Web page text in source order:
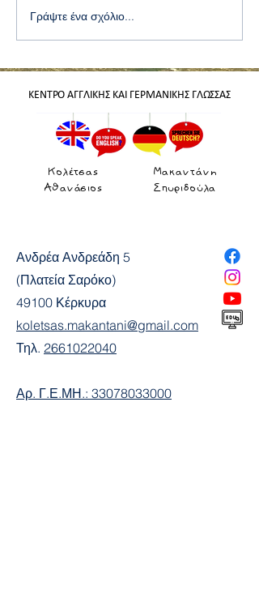
Season 2026 in Corfu is
Γράψτε ένα σχόλιο...
ΚΕΝΤΡΟ ΑΓΓΛΙΚΗΣ ΚΑΙ ΓΕΡΜΑΝΙΚΗΣ ΓΛΩΣΣΑΣ
Κολέτσας
Αθανάσιος
Μακαντάνη
Σπυριδούλα
Ανδρέα Ανδρεάδη 5
(Πλατεία Σαρόκο)
49100 Κέρκυρα
koletsas.makantani@gmail.com
Τηλ. 2661022040
Αρ. Γ.Ε.ΜΗ.: 33078033000